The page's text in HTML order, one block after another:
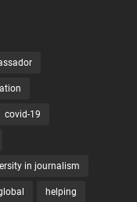
covid-19
in journalism
helping